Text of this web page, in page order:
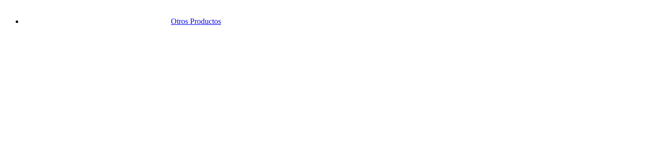
Otros Productos